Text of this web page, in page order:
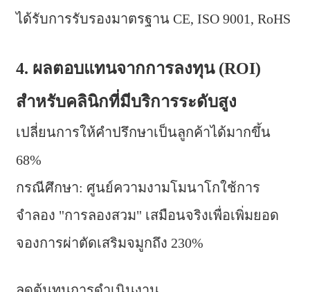
ได้รับการรับรองมาตรฐาน CE, ISO 9001, RoHS
4. ผลตอบแทนจากการลงทุน (ROI)
สำหรับคลินิกที่มีบริการระดับสูง
เปลี่ยนการให้คำปรึกษาเป็นลูกค้าได้มากขึ้น
68%
กรณีศึกษา: ศูนย์ความงามโมนาโกใช้การ
จำลอง "การลองสวม" เสมือนจริงเพื่อเพิ่มยอด
จองการผ่าตัดเสริมจมูกถึง 230%